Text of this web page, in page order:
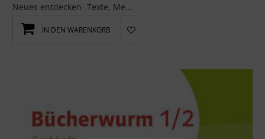
Neues entdecken- Texte, Medien und Themen, die Schüler -innen motivieren und Spaß machen- Durchgä...
IN DEN WARENKORB